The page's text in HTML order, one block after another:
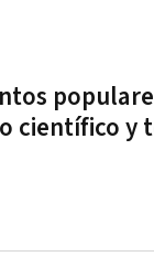
científico y